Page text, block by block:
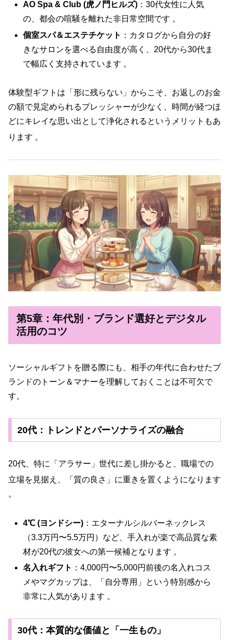
AO Spa & Club (虎ノ門ヒルズ) ：30代女性に人気
の、都会の喧騒を離れた非日常空間です 。
個室スパ＆エステチケット ：カタログから自分の好
きなサロンを選べる自由度が高く、20代から30代ま
で幅広く支持されています 。
体験型ギフトは「形に残らない」からこそ、お返しのお金
の額で見定められるプレッシャーが少なく、時間が経つほ
どにキレイな思い出として浄化されるというメリットもあ
ります 。
第5章：年代別・ブランド選好とデジタル
活用のコツ
ソーシャルギフトを贈る際にも、相手の年代に合わせたブ
ランドのトーン＆マナーを理解しておくことは不可欠で
す。
20代：トレンドとパーソナライズの融合
20代、特に「アラサー」世代に差し掛かると、職場での
立場を見据え、「質の良さ」に重きを置くようになります
。
4℃ (ヨンドシー) ：エターナルシルバーネックレス
（3.3万円〜5.5万円）など、手入れが楽で高品質な素
材が20代の彼女への第一候補となります 。
名入れギフト ：4,000円〜5,000円前後の名入れコス
メやマグカップは、「自分専用」という特別感から
非常に人気があります 。
30代：本質的な価値と「一生もの」